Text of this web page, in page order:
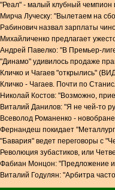
"Реал" - малый клубный чемпион
Мирча Луческу: "Вылетаем на
Рабинович назвал зарплаты
Михайличенко предлагает
Андрей Павелко: "В Премьер-
"Динамо" удивилось продаже
Кличко и Чагаев "открылись"
Кличко - Чагаев. Почти по
Николай Костов: "Возможно,
Виталий Данилов: "Я не чей-то
Всеволод Романенко -
Фернандеш покидает
"Бавария" ведет переговоры с
Революция зубастиков, или
Фабиан Монцон: "Предложение
Виталий Годулян: "Арбитра